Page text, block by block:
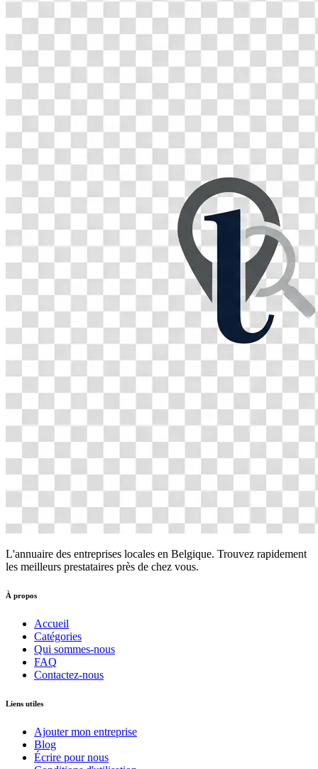
L'annuaire des entreprises locales en Belgique. Trouvez rapidement
les meilleurs prestataires près de chez vous.
À propos
Accueil
Catégories
Qui sommes-nous
FAQ
Contactez-nous
Liens utiles
Ajouter mon entreprise
Blog
Écrire pour nous